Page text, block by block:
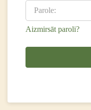
Aizmirsāt paroli?